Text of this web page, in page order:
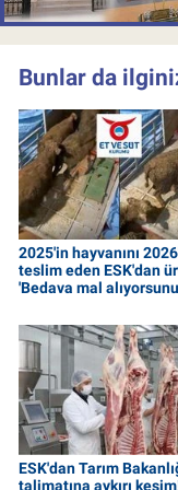
Bunlar da
2025'in hayvanını
teslim eden ESK'dan
'Bedava mal
ESK'dan Tarım
talimatına aykırı